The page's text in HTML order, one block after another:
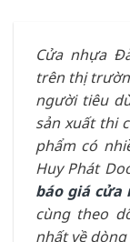
Cửa nhựa
trên thị
người tiêu
sản xuất thi
phẩm có
Huy Phát
báo giá cửa
cùng theo
nhất về dòng